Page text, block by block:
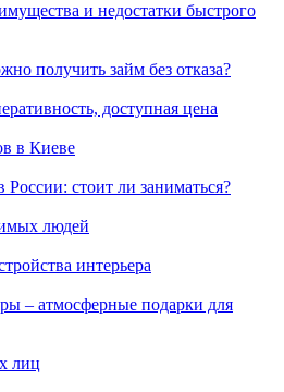
и недостатки быстрого
получить займ без отказа?
доступная цена
в Киеве
стоит ли заниматься?
людей
интерьера
– атмосферные подарки для
лиц